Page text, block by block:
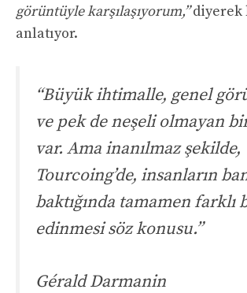
görüntüyle karşılaşıyorum,”diyerek
anlatıyor.
“Büyük ihtimalle, genel
ve pek de neşeli olmayan
var. Ama inanılmaz şekilde,
Tourcoing’de, insanların
baktığında tamamen farklı
edinmesi söz konusu.”
Gérald Darmanin